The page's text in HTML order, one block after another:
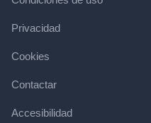
Privacidad
Cookies
Contactar
Accesibilidad